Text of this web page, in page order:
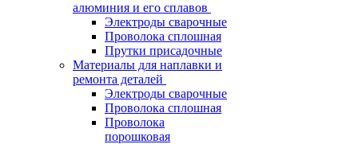
алюминия и его сплавов
Электроды сварочные
Проволока сплошная
Прутки присадочные
Материалы для наплавки и
ремонта деталей
Электроды сварочные
Проволока сплошная
Проволока
порошковая